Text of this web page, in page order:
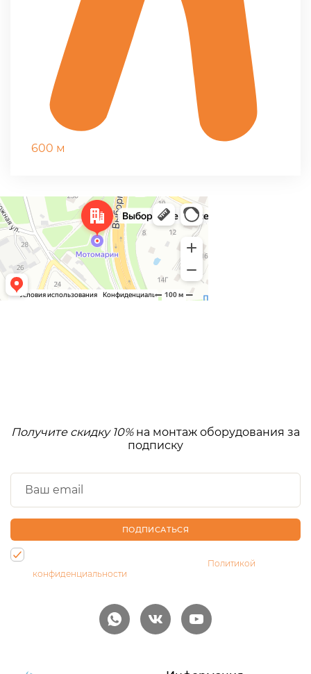
600 м
Получите скидку 10%на монтаж оборудования за
подписку
ПОДПИСАТЬСЯ
Политикой
конфиденциальности